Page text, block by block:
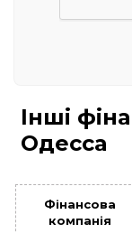
Інші
Одесса
Фінансова
компанія